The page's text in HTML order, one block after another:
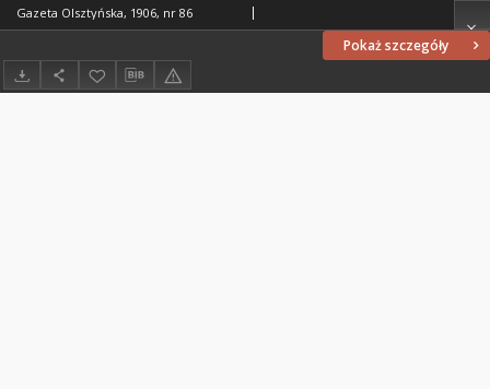
Pokaż szczegóły
Gazeta Olsztyńska, 1906, nr 86